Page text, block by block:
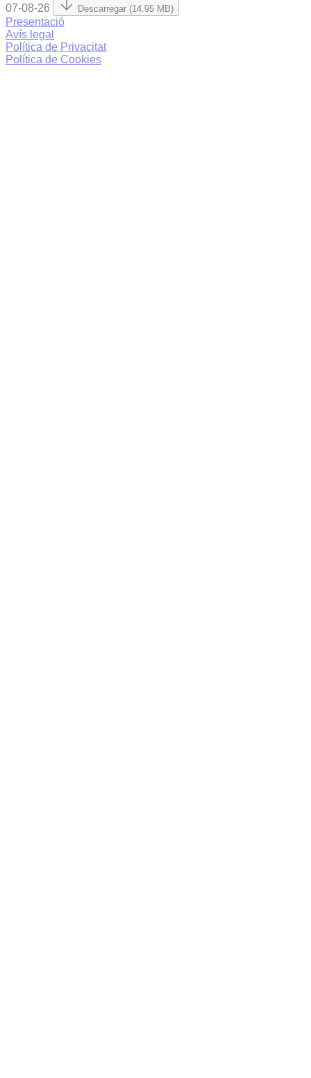
07-08-26 Descarregar (14.95 MB)
Presentació
Avís legal
Política de Privacitat
Política de Cookies